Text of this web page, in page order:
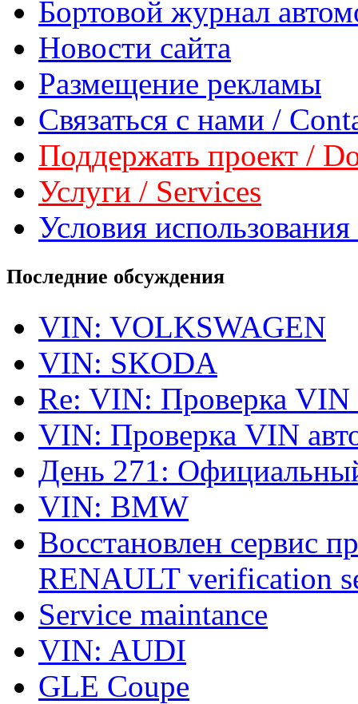
Бортовой журнал
Новости сайта
Размещение рекламы
Связаться с нами /
Поддержать проект /
Услуги / Services
Условия
Последние обсуждения
VIN: VOLKSWAGEN
VIN: SKODA
Re: VIN: Проверка VIN
VIN: Проверка VIN
День 271:
VIN: BMW
Восстановлен сервис
RENAULT verification
Service maintance
VIN: AUDI
GLE Coupe